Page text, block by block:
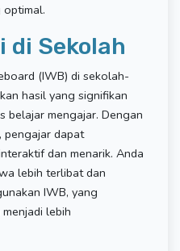
di Sekolah
(IWB) di sekolah-
hasil yang signifikan
belajar mengajar. Dengan
pengajar dapat
dan menarik. Anda
lebih terlibat dan
IWB, yang
lebih